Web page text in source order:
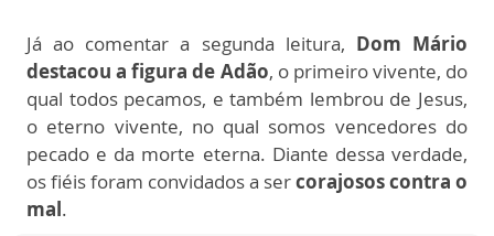
Já ao comentar a segunda leitura, Dom Mário
destacou a figura de Adão, o primeiro vivente, do
qual todos pecamos, e também lembrou de Jesus,
o eterno vivente, no qual somos vencedores do
pecado e da morte eterna. Diante dessa verdade,
os fiéis foram convidados a sercorajosos contra o
mal.